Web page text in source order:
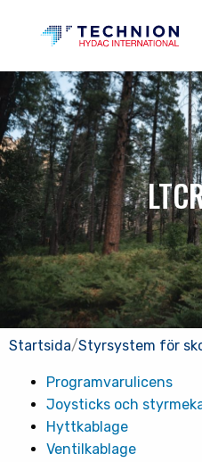
Startsida/Styrsystem för
Programvarulicens
Joysticks och
Hyttkablage
Ventilkablage